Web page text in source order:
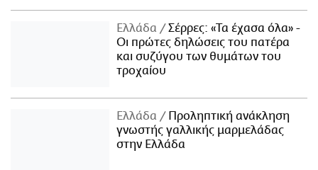
Ελλάδα
Σέρρες: «Τα έχασα όλα» -
Οι πρώτες δηλώσεις του πατέρα
και συζύγου των θυμάτων του
τροχαίου
Ελλάδα
Προληπτική ανάκληση
γνωστής γαλλικής μαρμελάδας
στην Ελλάδα